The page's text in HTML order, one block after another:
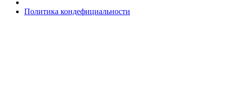
Политика кондефициальности